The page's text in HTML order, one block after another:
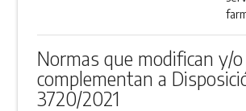
Normas que modifican y/o
complementan a
3720/2021